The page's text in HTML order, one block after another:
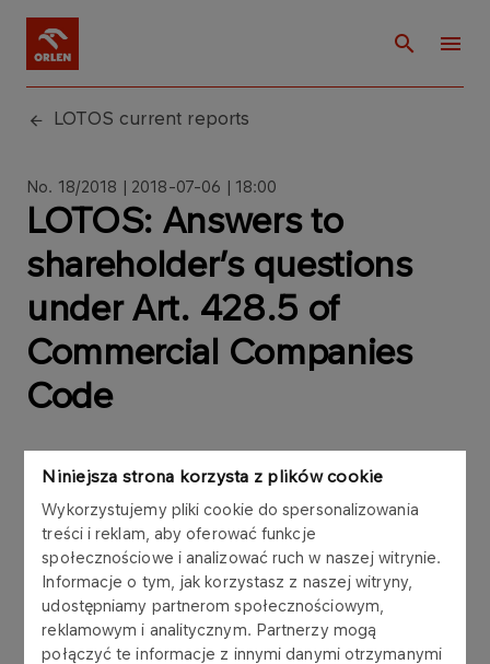
Niniejsza strona korzysta z plików cookie
Wykorzystujemy pliki cookie do spersonalizowania
treści i reklam, aby oferować funkcje
społecznościowe i analizować ruch w naszej witrynie.
Informacje o tym, jak korzystasz z naszej witryny,
udostępniamy partnerom społecznościowym,
reklamowym i analitycznym. Partnerzy mogą
połączyć te informacje z innymi danymi otrzymanymi
LOTOS current reports
No. 18/2018 | 2018-07-06 | 18:00
LOTOS: Answers to
shareholder’s questions
under Art. 428.5 of
Commercial Companies
Code
The Management Board of LOTOS S.A. publishes,
attached hereto, questions asked by a
Shareholder (the State Treasury represented by
the Chancellery of the Prime Minister) during
adjournment of the Annual General Meeting
under Art. 428.5 of the Commercial Companies